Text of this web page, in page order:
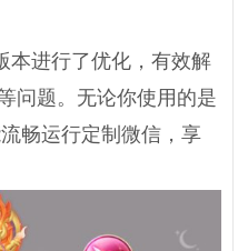
本进行了优化，有效解
问题。无论你使用的是
畅运行定制微信，享